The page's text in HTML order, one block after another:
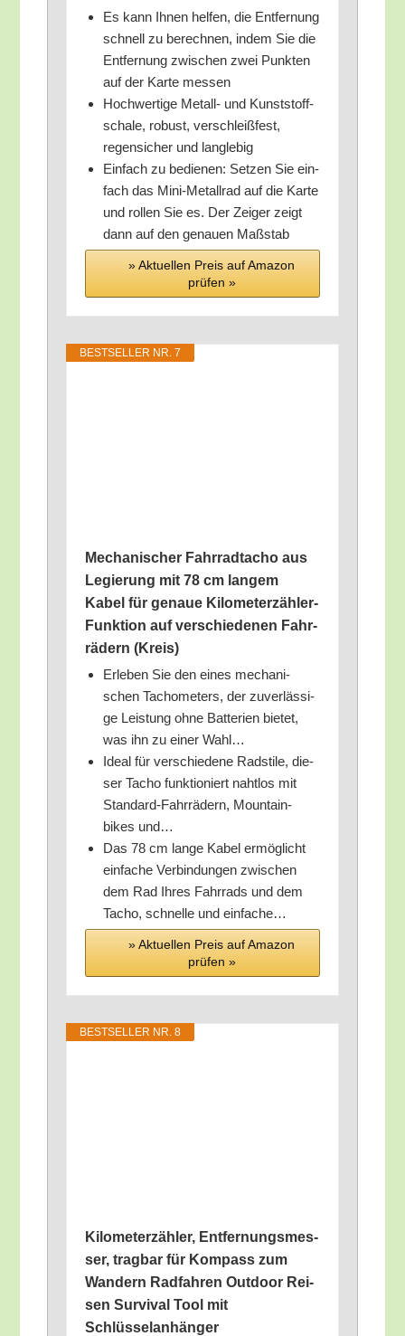
Es kann Ihnen hel­fen, die Ent­fer­nung
schnell zu berech­nen, indem Sie die
Ent­fer­nung zwi­schen zwei Punk­ten
auf der Kar­te messen
Hoch­wer­ti­ge Metall- und Kunst­stoff­
scha­le, robust, ver­schleiß­fest,
regen­si­cher und langlebig
Ein­fach zu bedie­nen: Set­zen Sie ein­
fach das Mini-Metall­rad auf die Kar­te
und rol­len Sie es. Der Zei­ger zeigt
dann auf den genau­en Maßstab
» Aktu­el­len Preis auf Ama­zon
prü­fen »
BEST­SEL­LER NR. 7
Mecha­ni­scher Fahr­rad­ta­cho aus
Legie­rung mit 78 cm lan­gem
Kabel für genaue Kilo­me­ter­zäh­ler-
Funk­ti­on auf ver­schie­de­nen Fahr­
rä­dern (Kreis)
Erle­ben Sie den eines mecha­ni­
schen Tacho­me­ters, der zuver­läs­si­
ge Leis­tung ohne Bat­te­rien bie­tet,
was ihn zu einer Wahl…
Ide­al für ver­schie­de­ne Rad­sti­le, die­
ser Tacho funk­tio­niert naht­los mit
Stan­dard-Fahr­rä­dern, Moun­tain­
bikes und…
Das 78 cm lan­ge Kabel ermög­licht
ein­fa­che Ver­bin­dun­gen zwi­schen
dem Rad Ihres Fahr­rads und dem
Tacho, schnel­le und einfache…
» Aktu­el­len Preis auf Ama­zon
prü­fen »
BEST­SEL­LER NR. 8
Kilo­me­ter­zäh­ler, Ent­fer­nungs­mes­
ser, trag­bar für Kom­pass zum
Wan­dern Rad­fah­ren Out­door Rei­
sen Sur­vi­val Tool mit
Schlüsselanhänger